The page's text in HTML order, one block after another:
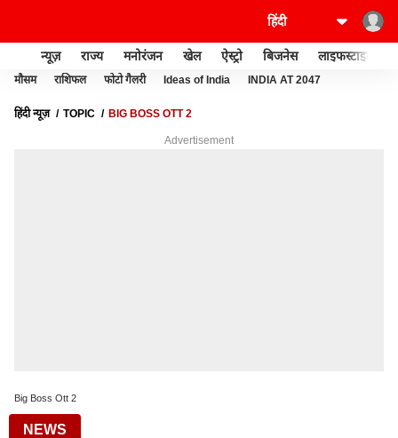
न्यूज़ राज्य मनोरंजन खेल ऐस्ट्रो बिजनेस लाइफस्टाइल
मौसम राशिफल फोटो गैलरी Ideas of India INDIA AT 2047
हिंदी न्यूज़ TOPIC BIG BOSS OTT 2
Advertisement
Big Boss Ott 2
NEWS